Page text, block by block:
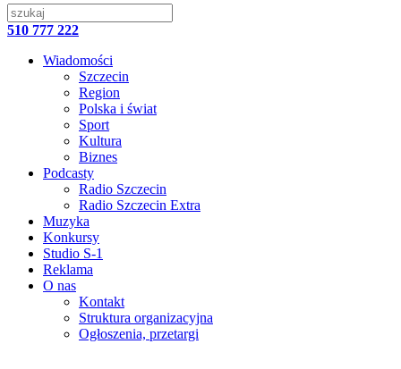
510 777 222
Wiadomości
Szczecin
Region
Polska i świat
Sport
Kultura
Biznes
Podcasty
Radio Szczecin
Radio Szczecin Extra
Muzyka
Konkursy
Studio S-1
Reklama
O nas
Kontakt
Struktura organizacyjna
Ogłoszenia, przetargi